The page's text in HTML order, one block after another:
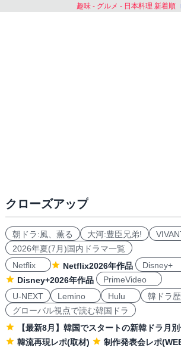
趣味 - グルメ - 日本料理 新着順
ワイン 日本酒 スウィーツ
クローズアップ
朝ドラ:風、薫る 大河:豊臣兄弟!
2026年夏(7月)国内ドラマ一覧
Netflix
Netflix2026年作品
Disney+
Disney+2026年作品
PrimeVideo
U-NEXT
Lemino Hulu
韓ドラ
グローバル視点で読む韓国ドラ
【最新8月】韓国でスタートの新韓ドラ月
韓流再現レポ(取材)
制作発表会レポ